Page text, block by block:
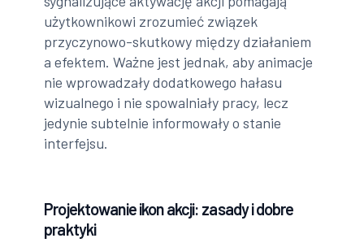
użytkownikowi zrozumieć związek
przyczynowo-skutkowy między działaniem
a efektem. Ważne jest jednak, aby animacje
nie wprowadzały dodatkowego hałasu
wizualnego i nie spowalniały pracy, lecz
jedynie subtelnie informowały o stanie
interfejsu.
Projektowanie ikon akcji: zasady i dobre
praktyki